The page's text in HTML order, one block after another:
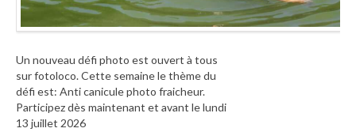
Un nouveau défi photo est ouvert à tous
sur fotoloco. Cette semaine le thème du
défi est: Anti canicule photo fraicheur.
Participez dès maintenant et avant le lundi
13 juillet 2026